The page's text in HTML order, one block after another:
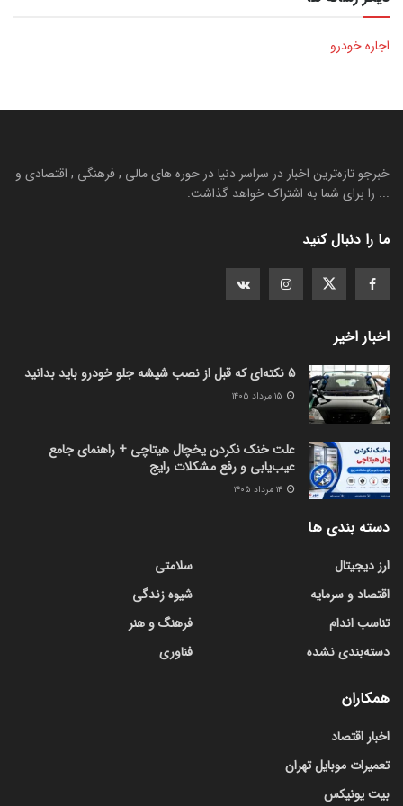
اجاره خودرو
خبرجو تازه‌ترین اخبار در سراسر دنیا در حوره های مالی , فرهنگی , اقتصادی و
... را برای شما به اشتراک خواهد گذاشت.
ما را دنبال کنید
اخبار اخیر
5 نکته‌ای که قبل از نصب شیشه جلو خودرو باید بدانید
علت خنک نکردن یخچال هیتاچی + راهنمای جامع
عیب‌یابی و رفع مشکلات رایج
دسته بندی ها
ارز دیجیتال
اقتصاد و سرمایه
تناسب اندام
دسته‌بندی نشده
سلامتی
شیوه زندگی
فرهنگ و هنر
فناوری
همکاران
اخبار اقتصاد
تعمیرات موبایل تهران
بیت یونیکس